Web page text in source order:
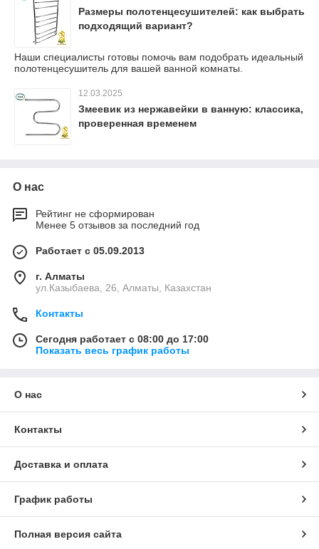
Размеры полотенцесушителей: как выбрать
подходящий вариант?
Наши специалисты готовы помочь вам подобрать идеальный
полотенцесушитель для вашей ванной комнаты.
12.03.2025
Змеевик из нержавейки в ванную: классика,
проверенная временем
О нас
Рейтинг не сформирован
Менее 5 отзывов за последний год
Работает с 05.09.2013
г. Алматы
ул.Казыбаева, 26, Алматы, Казахстан
Контакты
Сегодня работает с 08:00 до 17:00
Показать весь график работы
О нас
Контакты
Доставка и оплата
График работы
Полная версия сайта